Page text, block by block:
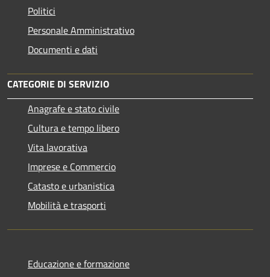
Politici
Personale Amministrativo
Documenti e dati
CATEGORIE DI SERVIZIO
Anagrafe e stato civile
Cultura e tempo libero
Vita lavorativa
Imprese e Commercio
Catasto e urbanistica
Mobilità e trasporti
Educazione e formazione